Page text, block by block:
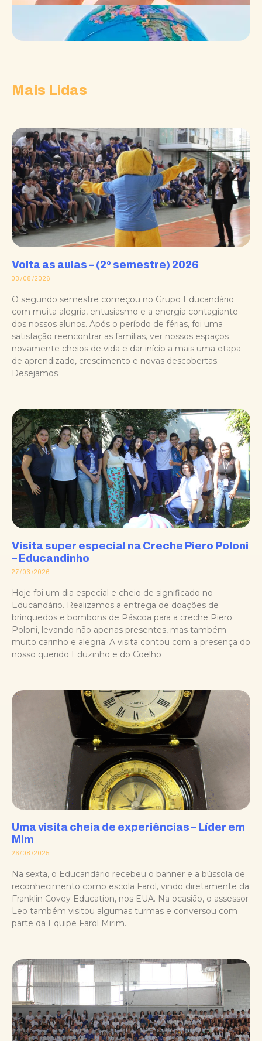
Mais Lidas
Volta as aulas – (2º semestre) 2026
03/08/2026
O segundo semestre começou no Grupo Educandário
com muita alegria, entusiasmo e a energia contagiante
dos nossos alunos. Após o período de férias, foi uma
satisfação reencontrar as famílias, ver nossos espaços
novamente cheios de vida e dar início a mais uma etapa
de aprendizado, crescimento e novas descobertas.
Desejamos
Visita super especial na Creche Piero Poloni
– Educandinho
27/03/2026
Hoje foi um dia especial e cheio de significado no
Educandário. Realizamos a entrega de doações de
brinquedos e bombons de Páscoa para a creche Piero
Poloni, levando não apenas presentes, mas também
muito carinho e alegria. A visita contou com a presença do
nosso querido Eduzinho e do Coelho
Uma visita cheia de experiências – Líder em
Mim
26/08/2025
Na sexta, o Educandário recebeu o banner e a bússola de
reconhecimento como escola Farol, vindo diretamente da
Franklin Covey Education, nos EUA. Na ocasião, o assessor
Leo também visitou algumas turmas e conversou com
parte da Equipe Farol Mirim.